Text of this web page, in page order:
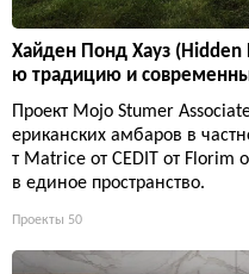
Хайден Понд Хауз (Hidden
ю традицию и
Проект Mojo Stumer
ериканских амбаров в
т Matrice от CEDIT от Florim
в единое пространство.
Проекты 50